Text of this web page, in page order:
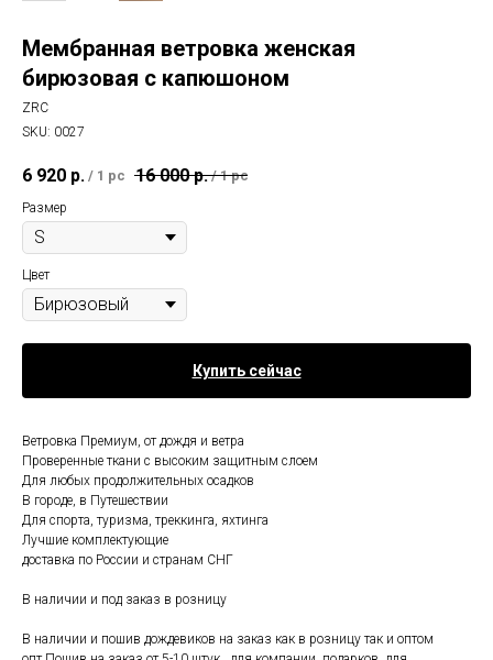
Мембранная ветровка женская
бирюзовая с капюшоном
ZRC
SKU: 0027
6 920 р. / 1 pc 16 000 р. / 1 pc
Размер
Цвет
Купить сейчас
Ветровка Премиум, от дождя и ветра
Проверенные ткани с высоким защитным слоем
Для любых продолжительных осадков
В городе, в Путешествии
Для спорта, туризма, треккинга, яхтинга
Лучшие комплектующие
доставка по России и странам СНГ
В наличии и под заказ в розницу
В наличии и пошив дождевиков на заказ как в розницу так и оптом